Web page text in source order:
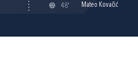
48'
Mateo Kovačić